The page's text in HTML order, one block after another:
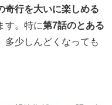
奇行を大いに楽しめる
す。特に第7話のとある
多少しんどくなっても